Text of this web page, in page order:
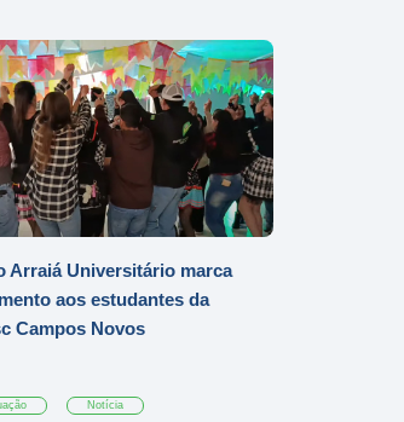
Arraiá Universitário marca
aos estudantes da
Campos Novos
Notícia